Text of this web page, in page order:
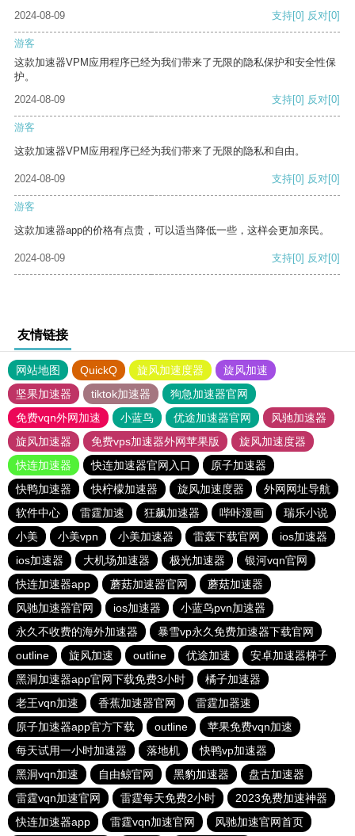
2024-08-09
支持[0] 反对[0]
游客
这款加速器VPM应用程序已经为我们带来了无限的隐私保护和安全性保
护。
2024-08-09
支持[0] 反对[0]
游客
这款加速器VPM应用程序已经为我们带来了无限的隐私和自由。
2024-08-09 支持[0] 反对[0]
游客
这款加速器app的价格有点贵，可以适当降低一些，这样会更加亲民。
2024-08-09 支持[0] 反对[0]
友情链接
网站地图 QuickQ 旋风加速度器
旋风加速
坚果加速器
tiktok加速器
狗急加速器官网
免费vqn外网加速
小蓝鸟 优途加速器官网
风驰加速器
旋风加速器
免费vps加速器外网苹果版
旋风加速度器
快连加速器
快连加速器官网入口
原子加速器
快鸭加速器
快柠檬加速器 旋风加速度器
外网网址导航
软件中心
雷霆加速 狂飙加速器 哔咔漫画
瑞乐小说
小美
小美vpn 小美加速器 雷轰下载官网
ios加速器
ios加速器
大机场加速器 极光加速器
银河vqn官网
快连加速器app
蘑菇加速器官网
蘑菇加速器
风驰加速器官网
ios加速器
小蓝鸟pvn加速器
永久不收费的海外加速器
暴雪vp永久免费加速器下载官网
outline
旋风加速 outline 优途加速
安卓加速器梯子
黑洞加速器app官网下载免费3小时
橘子加速器
老王vqn加速
香蕉加速器官网
雷霆加器速
原子加速器app官方下载
outline
苹果免费vqn加速
每天试用一小时加速器
落地机
快鸭vp加速器
黑洞vqn加速
自由鲸官网 黑豹加速器
盘古加速器
雷霆vqn加速官网
雷霆每天免费2小时
2023免费加速神器
快连加速器app
雷霆vqn加速官网 风驰加速官网首页